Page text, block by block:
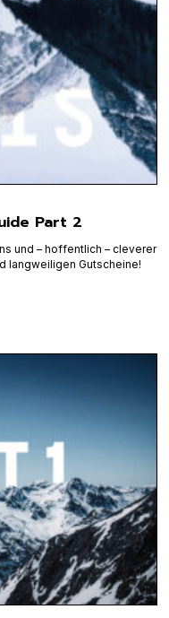
Part 2
und – hoffentlich – cleverer
langweiligen Gutscheine!